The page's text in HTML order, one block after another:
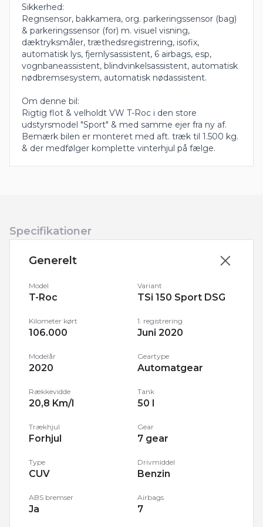
Sikkerhed:
Regnsensor, bakkamera, org. parkeringssensor (bag)
& parkeringssensor (for) m. visuel visning,
dæktryksmåler, træthedsregistrering, isofix,
automatisk lys, fjernlysassistent, 6 airbags, esp,
vognbaneassistent, blindvinkelsassistent, automatisk
nødbremsesystem, automatisk nødassistent.
Om denne bil:
Rigtig flot & velholdt VW T-Roc i den store
udstyrsmodel "Sport" & med samme ejer fra ny af.
Bemærk bilen er monteret med aft. træk til 1.500 kg.
& der medfølger komplette vinterhjul på fælge.
Specifikationer
Generelt
Model
T-Roc
Variant
TSi 150 Sport DSG
Kilometer kørt
106.000
1. registrering
Juni 2020
Modelår
2020
Geartype
Automatgear
Rækkevidde
20,8 Km/l
Tank
50 l
Trækhjul
Forhjul
Gear
7 gear
Type
CUV
Drivmiddel
Benzin
ABS bremser
Ja
Airbags
7